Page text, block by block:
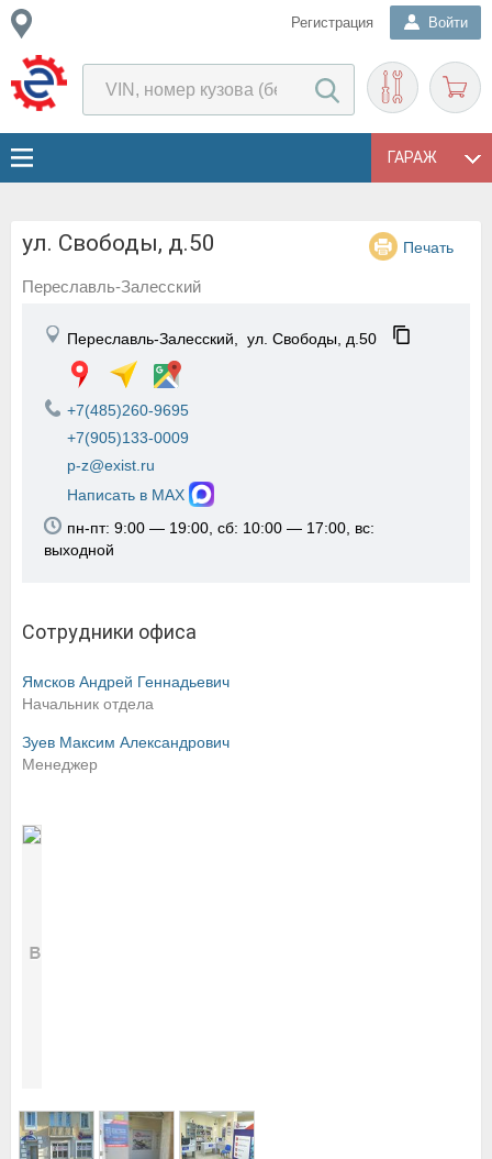
Регистрация Войти
ГАРАЖ
ул. Свободы, д.50 Печать
Переславль-Залесский
Переславль-Залесский, ул. Свободы, д.50
+7(485)260-9695
+7(905)133-0009
p-z@exist.ru
Написать в MAX
пн-пт: 9:00 — 19:00, сб: 10:00 — 17:00, вс:
выходной
Сотрудники офиса
Ямсков Андрей Геннадьевич
Начальник отдела
Зуев Максим Александрович
Менеджер